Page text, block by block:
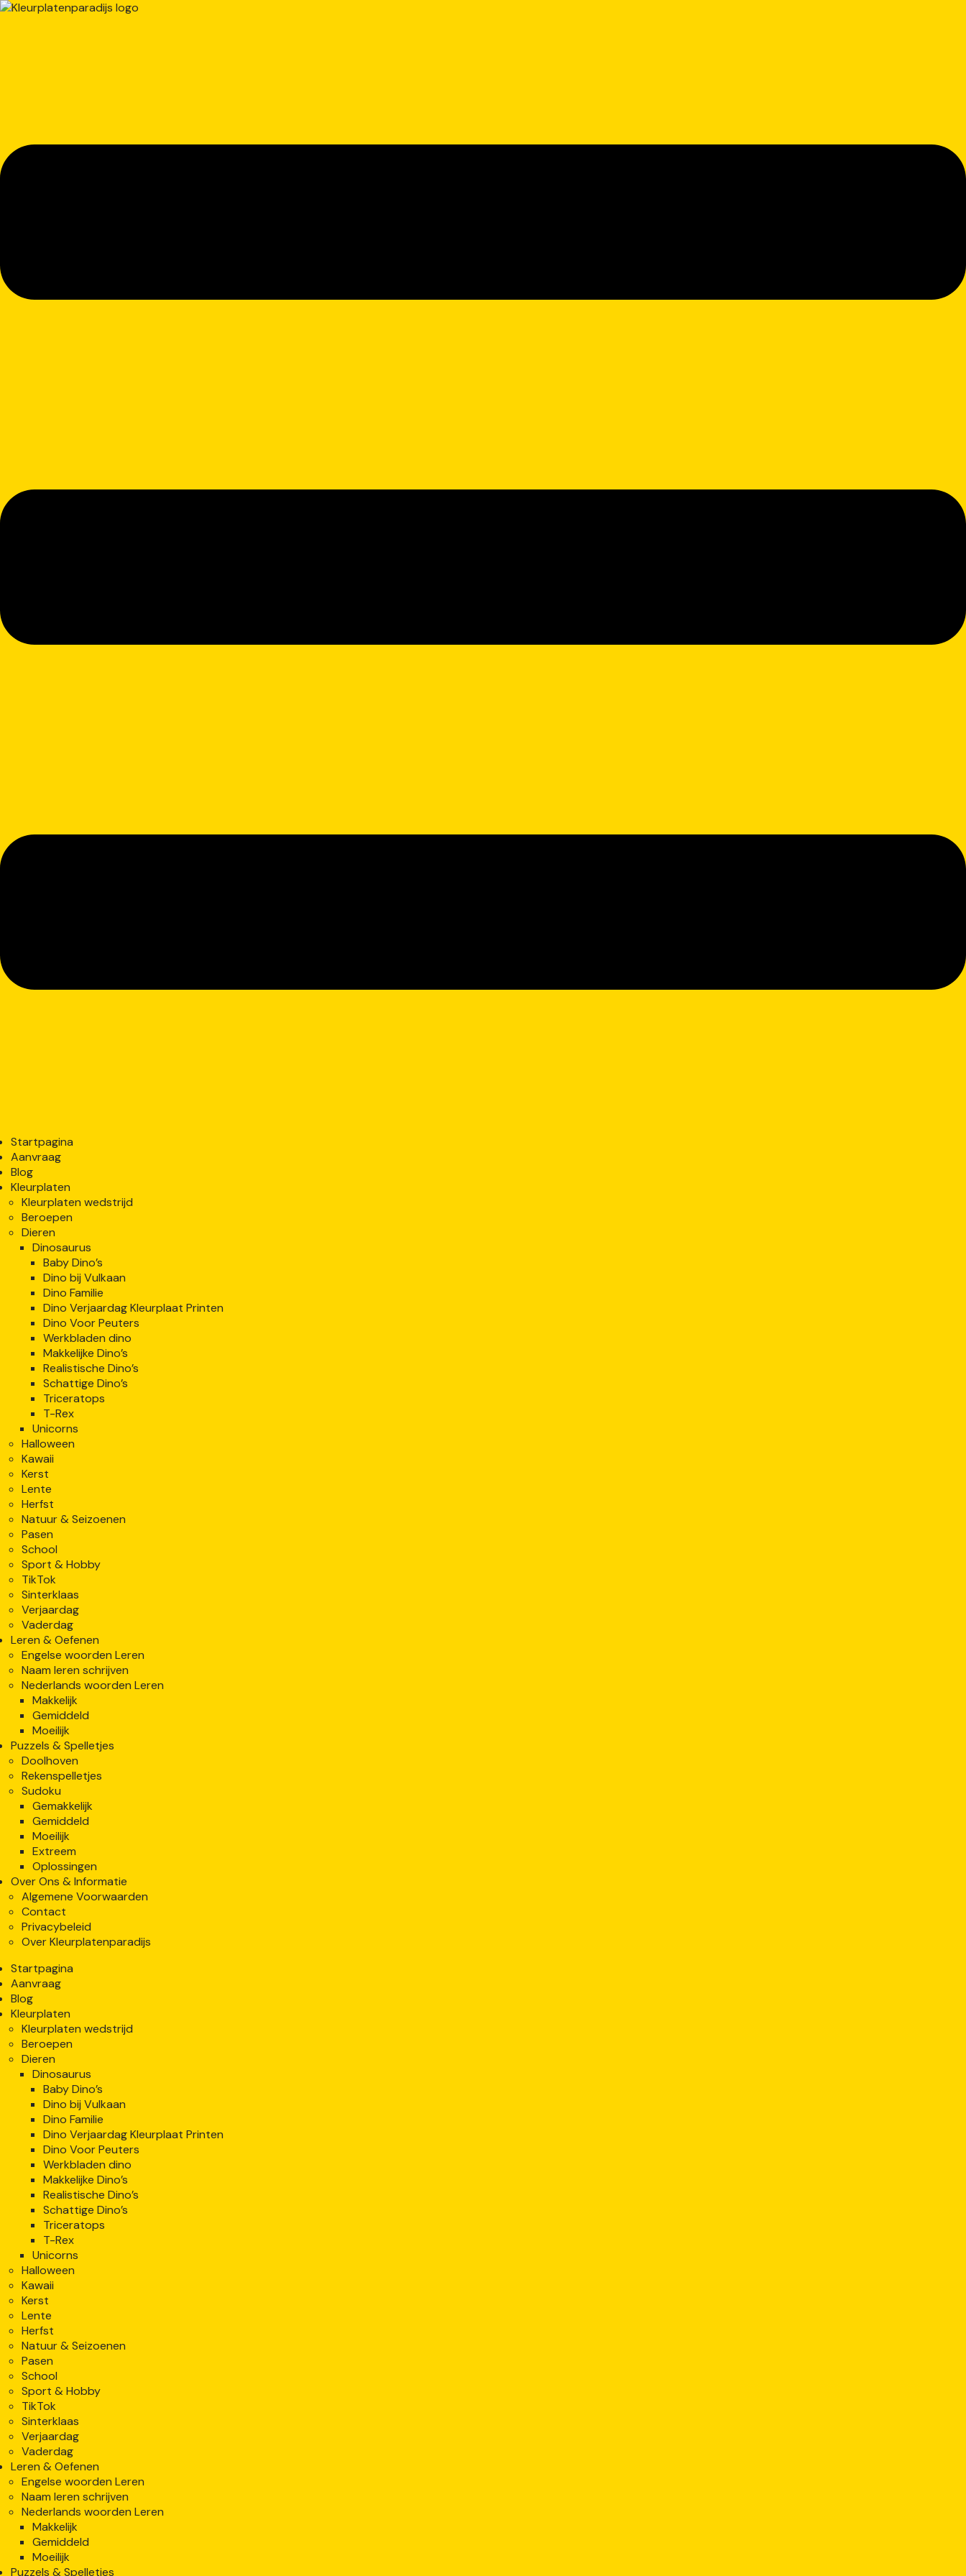
Startpagina
Aanvraag
Blog
Kleurplaten
Kleurplaten wedstrijd
Beroepen
Dieren
Dinosaurus
Baby Dino’s
Dino bij Vulkaan
Dino Familie
Dino Verjaardag Kleurplaat Printen
Dino Voor Peuters
Werkbladen dino
Makkelijke Dino’s
Realistische Dino’s
Schattige Dino’s
Triceratops
T-Rex
Unicorns
Halloween
Kawaii
Kerst
Lente
Herfst
Natuur & Seizoenen
Pasen
School
Sport & Hobby
TikTok
Sinterklaas
Verjaardag
Vaderdag
Leren & Oefenen
Engelse woorden Leren
Naam leren schrijven
Nederlands woorden Leren
Makkelijk
Gemiddeld
Moeilijk
Puzzels & Spelletjes
Doolhoven
Rekenspelletjes
Sudoku
Gemakkelijk
Gemiddeld
Moeilijk
Extreem
Oplossingen
Over Ons & Informatie
Algemene Voorwaarden
Contact
Privacybeleid
Over Kleurplatenparadijs
Startpagina
Aanvraag
Blog
Kleurplaten
Kleurplaten wedstrijd
Beroepen
Dieren
Dinosaurus
Baby Dino’s
Dino bij Vulkaan
Dino Familie
Dino Verjaardag Kleurplaat Printen
Dino Voor Peuters
Werkbladen dino
Makkelijke Dino’s
Realistische Dino’s
Schattige Dino’s
Triceratops
T-Rex
Unicorns
Halloween
Kawaii
Kerst
Lente
Herfst
Natuur & Seizoenen
Pasen
School
Sport & Hobby
TikTok
Sinterklaas
Verjaardag
Vaderdag
Leren & Oefenen
Engelse woorden Leren
Naam leren schrijven
Nederlands woorden Leren
Makkelijk
Gemiddeld
Moeilijk
Puzzels & Spelletjes